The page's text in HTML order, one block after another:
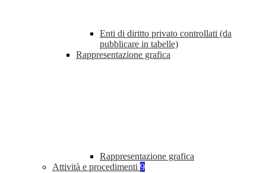
Enti di diritto privato controllati (da
pubblicare in tabelle)
Rappresentazione grafica
Rappresentazione grafica
Attività e procedimenti 9